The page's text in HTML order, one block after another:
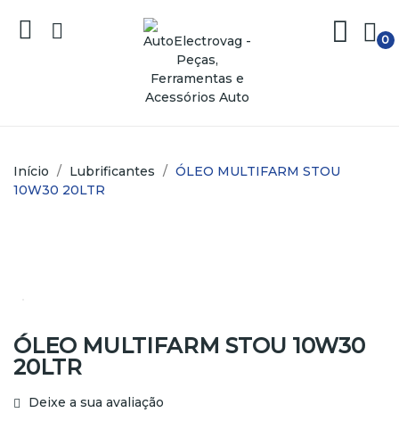
0
Início Lubrificantes
ÓLEO MULTIFARM STOU
10W30 20LTR
ÓLEO MULTIFARM STOU 10W30
20LTR
Deixe a sua avaliação